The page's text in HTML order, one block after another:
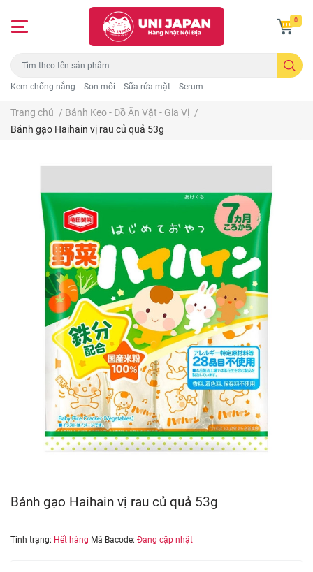
Kem chống nắng Son môi Sữa rửa mặt Serum
0
Trang chủ / Bánh Kẹo - Đồ Ăn Vặt - Gia Vị /
Bánh gạo Haihain vị rau củ quả 53g
Bánh gạo Haihain vị rau củ quả 53g
Tình trạng: Hết hàng Mã Bacode: Đang cập nhật